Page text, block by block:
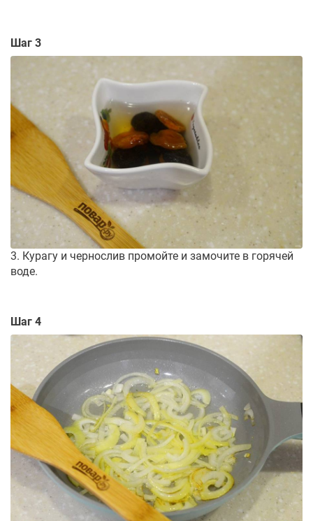
Шаг 3
3. Курагу и чернослив промойте и замочите в горячей
воде.
Шаг 4